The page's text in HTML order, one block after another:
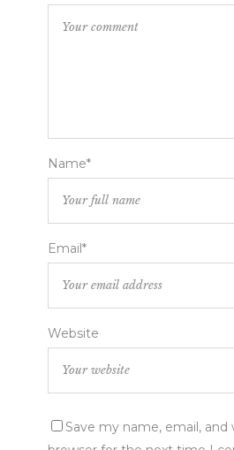
Name*
Email*
Website
Save my name, email, and